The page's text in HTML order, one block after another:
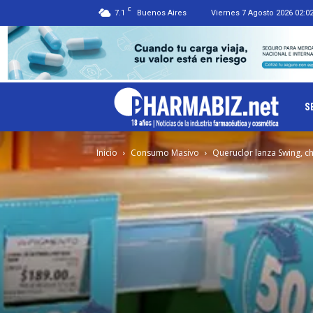
7.1 C Buenos Aires Viernes 7 Agosto 2026 02:02
Inicio Consumo Masivo Queruclor lanza Swing,